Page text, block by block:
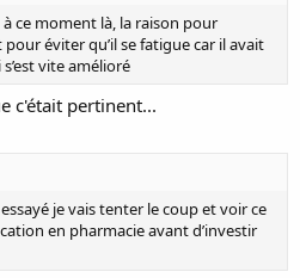
ce moment là, la raison pour
pour éviter qu’il se fatigue car il avait
vite amélioré
c'était pertinent...
je vais tenter le coup et voir ce
en pharmacie avant d’investir